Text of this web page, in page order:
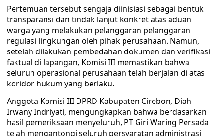
Pertemuan tersebut sengaja diinisiasi sebagai bentuk
transparansi dan tindak lanjut konkret atas aduan
warga yang melakukan pelanggaran pelanggaran
regulasi lingkungan oleh pihak perusahaan. Namun,
setelah dilakukan pembedahan dokumen dan verifikasi
faktual di lapangan, Komisi III memastikan bahwa
seluruh operasional perusahaan telah berjalan di atas
koridor hukum yang berlaku.
Anggota Komisi III DPRD Kabupaten Cirebon, Diah
Irwany Indriyati, mengungkapkan bahwa berdasarkan
hasil pemeriksaan menyeluruh, PT Giri Waring Persada
telah mengantongi seluruh persyaratan administrasi